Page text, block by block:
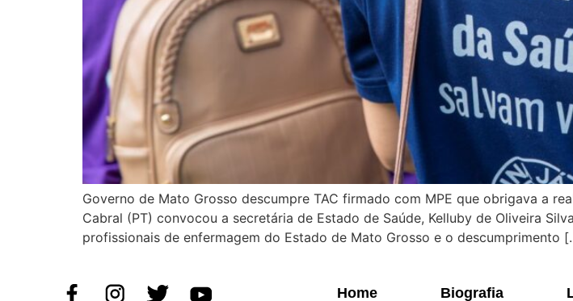
Governo de Mato Grosso descumpre TAC firmado com MPE que obrigava a
Cabral (PT) convocou a secretária de Estado de Saúde, Kelluby de Oliveira
profissionais de enfermagem do Estado de Mato Grosso e o descumprimento
Home Biografia